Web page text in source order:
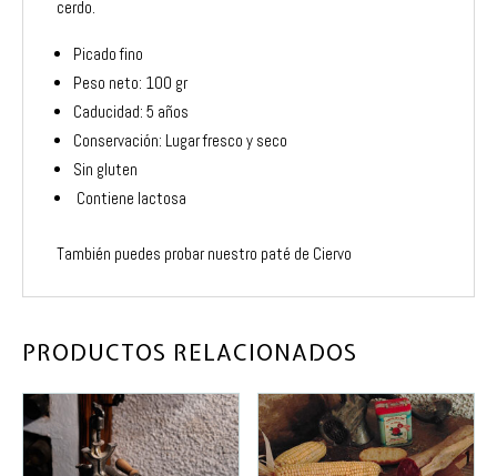
cerdo.
Picado fino
Peso neto: 100 gr
Caducidad: 5 años
Conservación: Lugar fresco y seco
Sin gluten
Contiene lactosa
También puedes probar nuestro paté de Ciervo
PRODUCTOS RELACIONADOS